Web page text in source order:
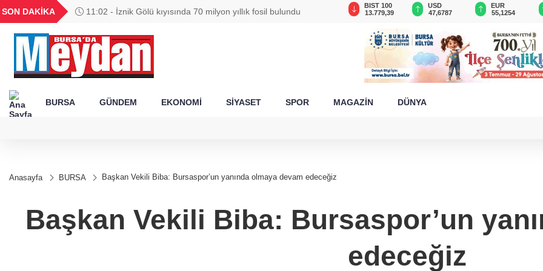
SON DAKİKA 11:02 - İznik Gölü kıyısında 70 milyon yıllık fosil bulundu
GEL
18,2677
16,3788
27,9743
0,0018
BIST 100
13.779,39
USD
47,6787
EUR
55,1254
BURSA GÜNDEM EKONOMİ SİYASET SPOR MAGAZİN DÜNYA
Anasayfa BURSA Başkan Vekili Biba: Bursaspor’un yanında olmaya devam edeceğiz
Başkan Vekili Biba: Bursaspor’un
edeceğiz